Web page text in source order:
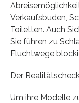
Verkaufsbuden,
Toiletten. Auch
Sie führen zu
Fluchtwege
Der
Um ihre Modelle